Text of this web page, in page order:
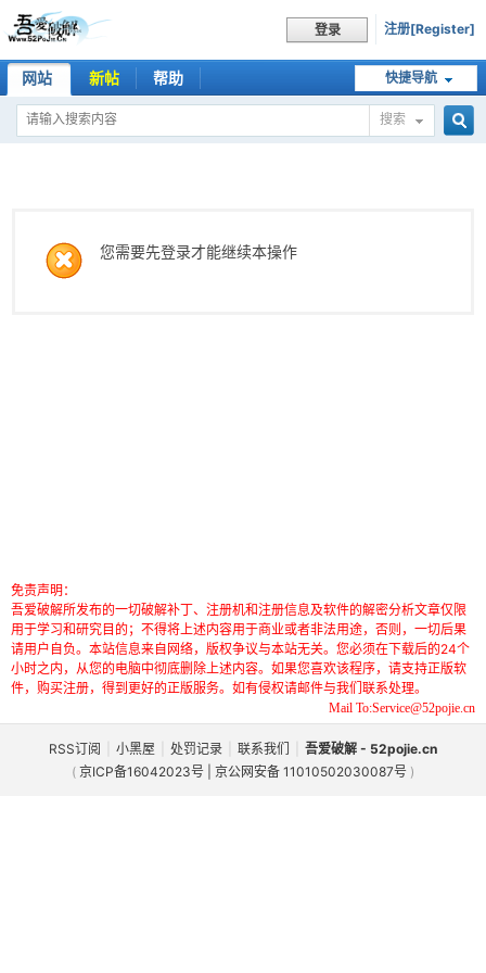
登录 注册[Register]
快捷导航
网站 新帖 帮助
搜索
您需要先登录才能继续本操作
免责声明：
吾爱破解所发布的一切破解补丁、注册机和注册信息及软件的解密分析文章仅限
用于学习和研究目的；不得将上述内容用于商业或者非法用途，否则，一切后果
请用户自负。本站信息来自网络，版权争议与本站无关。您必须在下载后的24个
小时之内，从您的电脑中彻底删除上述内容。如果您喜欢该程序，请支持正版软
件，购买注册，得到更好的正版服务。如有侵权请邮件与我们联系处理。
Mail To:Service@52pojie.cn
RSS订阅 小黑屋 处罚记录 联系我们
吾爱破解 - 52pojie.cn
( 京ICP备16042023号 | 京公网安备 11010502030087号 )